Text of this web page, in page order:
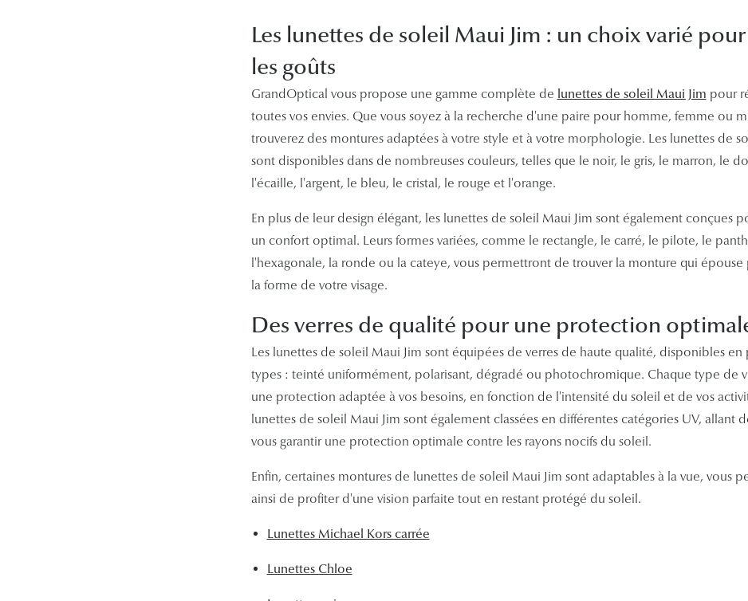
Les lunettes de soleil Maui Jim : un choix varié
les goûts
GrandOptical vous propose une gamme complète de lunettes de soleil Maui Jim pour
toutes vos envies. Que vous soyez à la recherche d'une paire pour homme, femme ou
trouverez des montures adaptées à votre style et à votre morphologie. Les lunettes de
sont disponibles dans de nombreuses couleurs, telles que le noir, le gris, le marron, le
l'écaille, l'argent, le bleu, le cristal, le rouge et l'orange.
En plus de leur design élégant, les lunettes de soleil Maui Jim sont également conçues
un confort optimal. Leurs formes variées, comme le rectangle, le carré, le pilote, le
l'hexagonale, la ronde ou la cateye, vous permettront de trouver la monture qui épouse
la forme de votre visage.
Des verres de qualité pour une protection
Les lunettes de soleil Maui Jim sont équipées de verres de haute qualité, disponibles en
types : teinté uniformément, polarisant, dégradé ou photochromique. Chaque type de
une protection adaptée à vos besoins, en fonction de l'intensité du soleil et de vos
lunettes de soleil Maui Jim sont également classées en différentes catégories UV, allant
vous garantir une protection optimale contre les rayons nocifs du soleil.
Enfin, certaines montures de lunettes de soleil Maui Jim sont adaptables à la vue, vous
ainsi de profiter d'une vision parfaite tout en restant protégé du soleil.
Lunettes Michael Kors carrée
Lunettes Chloe